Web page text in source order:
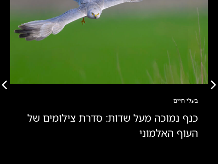
בעלי חיים
כנף נמוכה מעל שדות: סדרת צילומים של
העוף האלמוני